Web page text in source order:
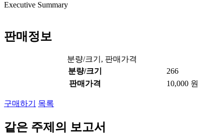
Executive Summary
판매정보
분량/크기, 판매가격
분량/크기
266
판매가격
10,000 원
구매하기 목록
같은 주제의 보고서